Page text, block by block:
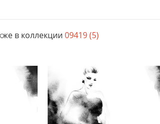
в коллекции 09419 (5)